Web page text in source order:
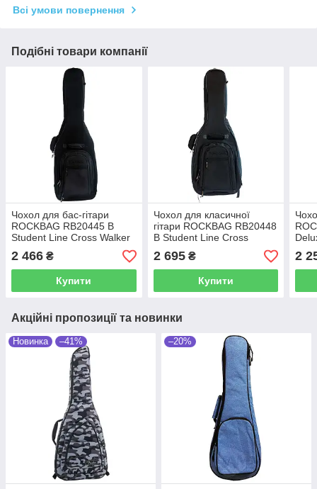
Всі умови повернення
Подібні товари компанії
Чохол для бас-гітари
ROCKBAG RB20445 B
Student Line Cross Walker
- Electric Bass Gig Bag -
Black
2 466 ₴
Купити
Чохол для класичної
гітари ROCKBAG RB20448
B Student Line Cross
Walker - Classical Guitar
Gig Bag - Black
2 695₴
Купити
Gig
2
Акційні пропозиції та новинки
Новинка –41% –20%